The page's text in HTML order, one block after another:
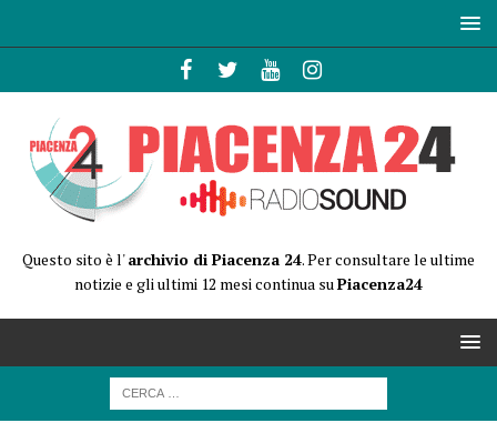
Questo sito è l'archivio di Piacenza 24. Per consultare le ultime
notizie e gli ultimi 12 mesi continua suPiacenza24